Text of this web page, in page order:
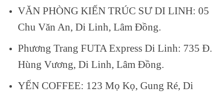
VĂN PHÒNG KIẾN TRÚC SƯ DI LINH: 05
Chu Văn An, Di Linh, Lâm Đồng.
Phương Trang FUTA Express Di Linh: 735 Đ.
Hùng Vương, Di Linh, Lâm Đồng.
YẾN COFFEE: 123 Mọ Kọ, Gung Ré, Di